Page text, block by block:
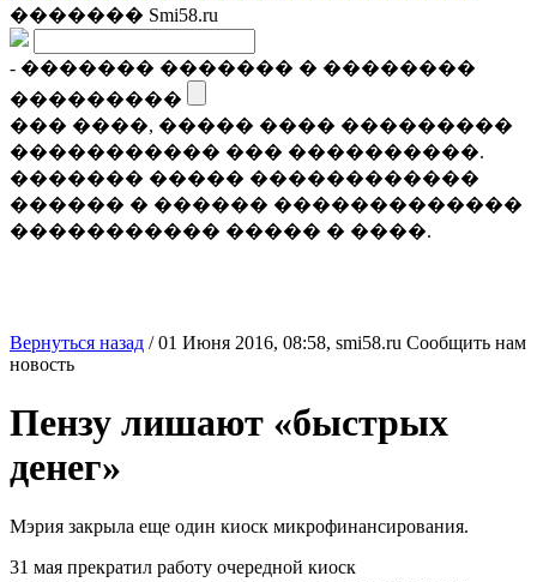
������� Smi58.ru
- ������� ������� � ��������
���������
��� ����, ����� ���� ���������
����������� ��� ����������.
������� ����� ������������
������ � ������ �������������
����������� ����� � ����.
Вернуться назад /01 Июня 2016, 08:58, smi58.ru Сообщить нам
новость
Пензу лишают «быстрых
денег»
Мэрия закрыла еще один киоск микрофинансирования.
31 мая прекратил работу очередной киоск